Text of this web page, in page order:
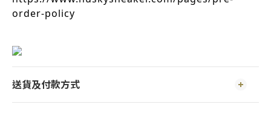
order-policy
送貨及付款方式